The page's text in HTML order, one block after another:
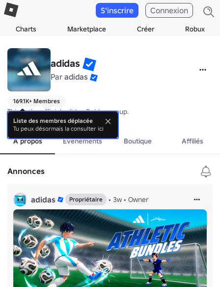
Charts Marketplace Créer Robux
S'inscrire Connexion
adidas
Par adidas
169.1K+ Membres
This is the official adidas Roblox group.
plus
À propos Événements Boutique Affiliés
Annonces
adidas Propriétaire • 3w • Owner
Liste des membres déplacée
Tu peux désormais la consulter ici